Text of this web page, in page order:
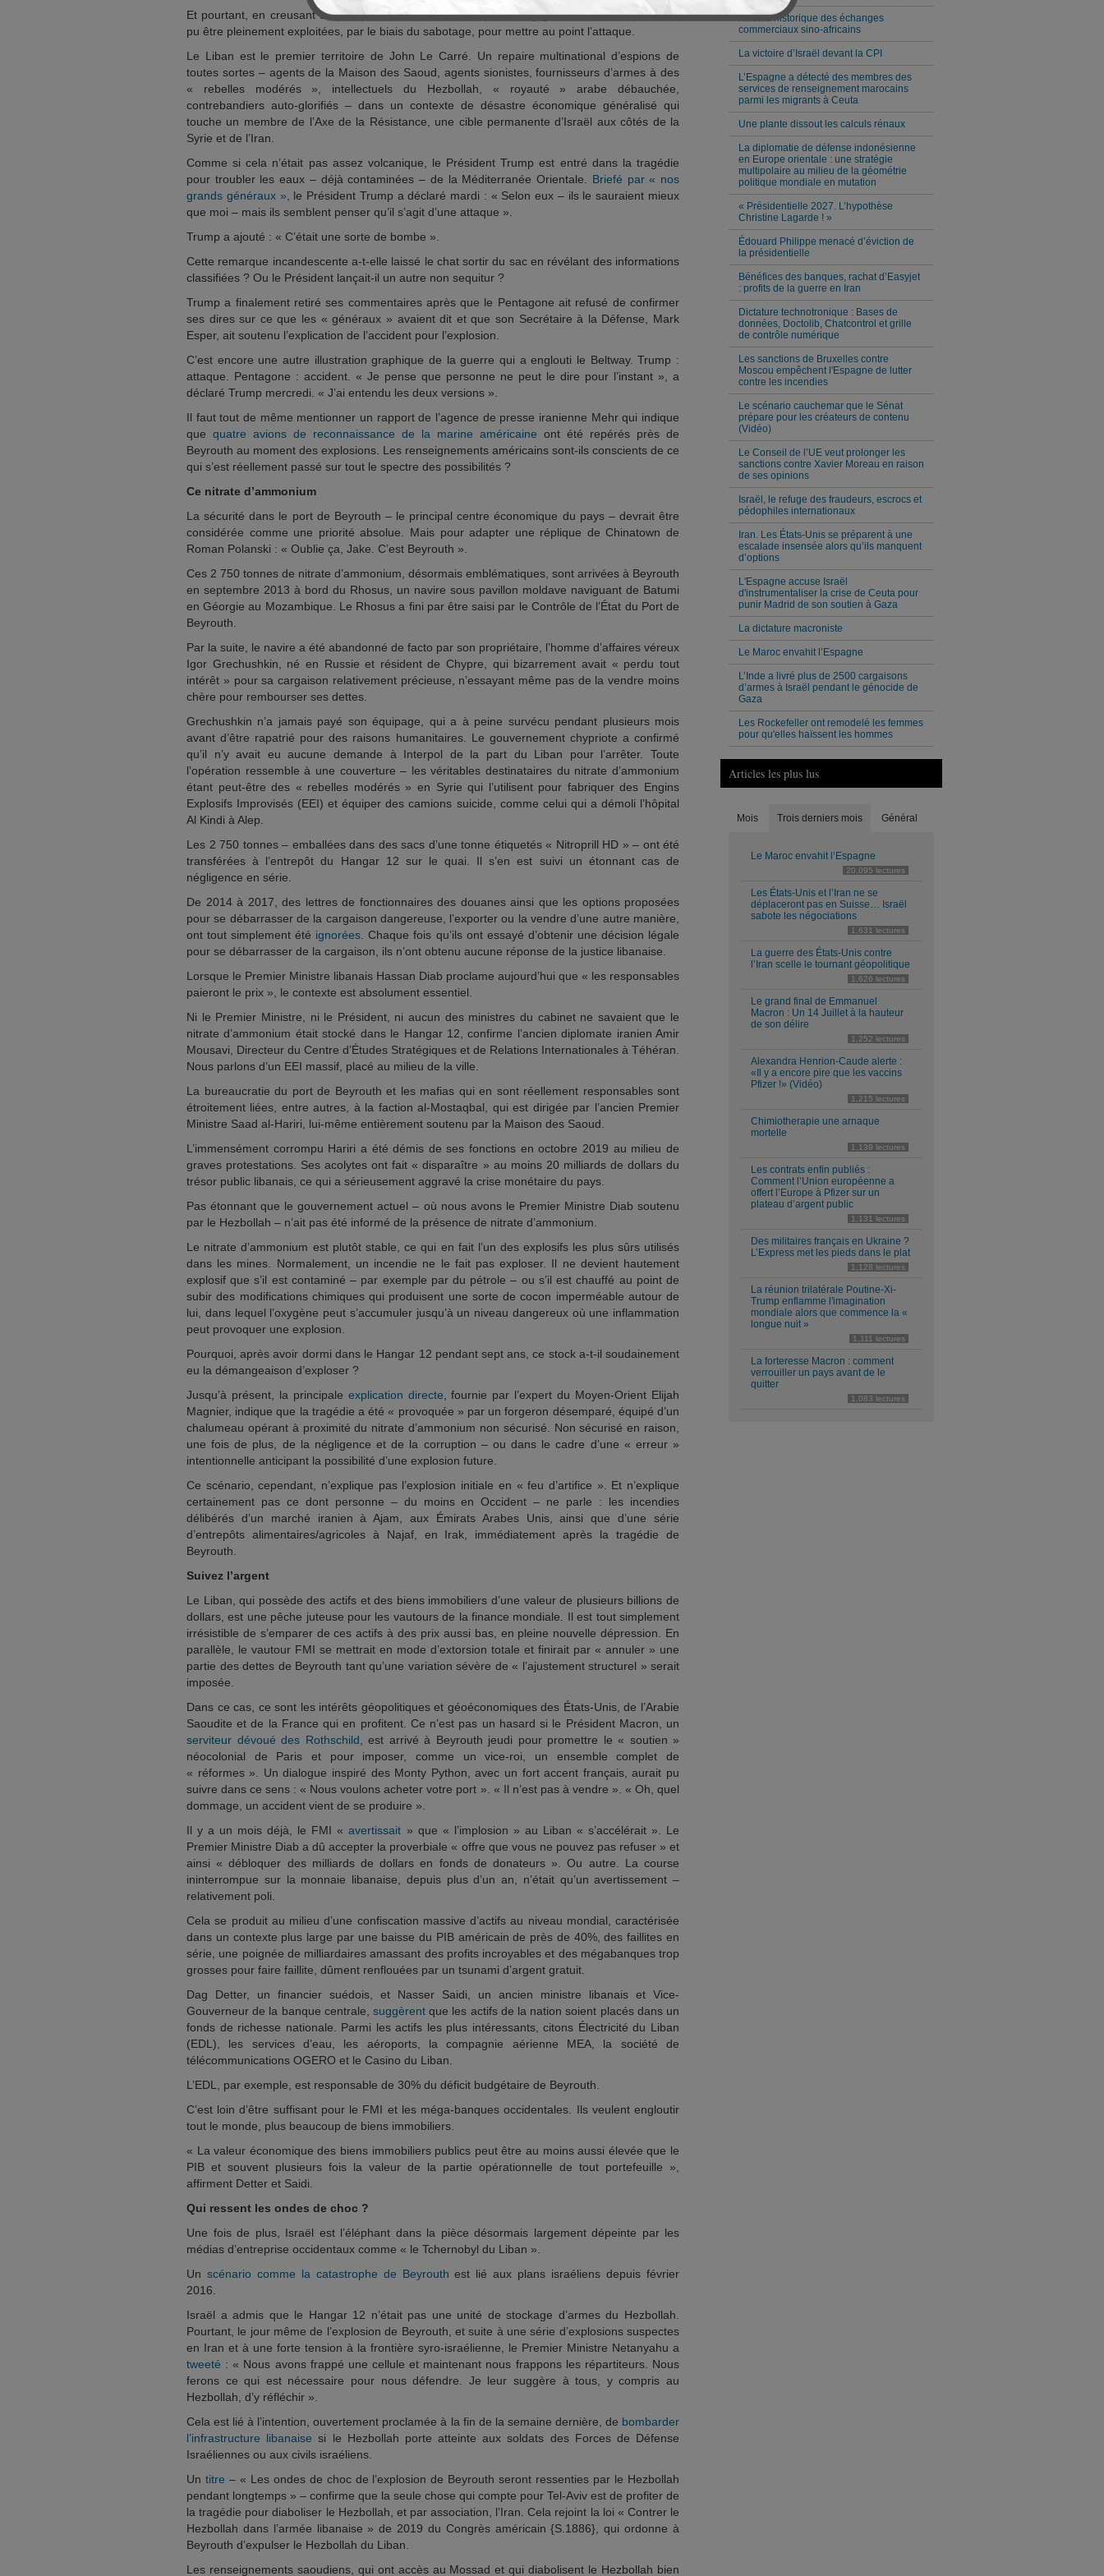
Et pourtant, en creusant un peu plus, nous constatons que la négligence et la corruption ont
pu être pleinement exploitées, par le biais du sabotage, pour mettre au point l’attaque.
Le Liban est le premier territoire de John Le Carré. Un repaire multinational d’espions de
toutes sortes – agents de la Maison des Saoud, agents sionistes, fournisseurs d’armes à des
« rebelles modérés », intellectuels du Hezbollah, « royauté » arabe débauchée,
contrebandiers auto-glorifiés – dans un contexte de désastre économique généralisé qui
touche un membre de l’Axe de la Résistance, une cible permanente d’Israël aux côtés de la
Syrie et de l’Iran.
Comme si cela n’était pas assez volcanique, le Président Trump est entré dans la tragédie
pour troubler les eaux – déjà contaminées – de la Méditerranée Orientale. Briefé par « nos
grands généraux » , le Président Trump a déclaré mardi : « Selon eux – ils le sauraient mieux
que moi – mais ils semblent penser qu’il s’agit d’une attaque ».
Trump a ajouté : « C’était une sorte de bombe ».
Cette remarque incandescente a-t-elle laissé le chat sortir du sac en révélant des informations
classifiées ? Ou le Président lançait-il un autre non sequitur ?
Trump a finalement retiré ses commentaires après que le Pentagone ait refusé de confirmer
ses dires sur ce que les « généraux » avaient dit et que son Secrétaire à la Défense, Mark
Esper, ait soutenu l’explication de l’accident pour l’explosion.
C’est encore une autre illustration graphique de la guerre qui a englouti le Beltway. Trump :
attaque. Pentagone : accident. « Je pense que personne ne peut le dire pour l’instant », a
déclaré Trump mercredi. « J’ai entendu les deux versions ».
Il faut tout de même mentionner un rapport de l’agence de presse iranienne Mehr qui indique
que quatre avions de reconnaissance de la marine américaine ont été repérés près de
Beyrouth au moment des explosions. Les renseignements américains sont-ils conscients de ce
qui s’est réellement passé sur tout le spectre des possibilités ?
Ce nitrate d’ammonium
La sécurité dans le port de Beyrouth – le principal centre économique du pays – devrait être
considérée comme une priorité absolue. Mais pour adapter une réplique de Chinatown de
Roman Polanski : « Oublie ça, Jake. C’est Beyrouth ».
Ces 2 750 tonnes de nitrate d’ammonium, désormais emblématiques, sont arrivées à Beyrouth
en septembre 2013 à bord du Rhosus, un navire sous pavillon moldave naviguant de Batumi
en Géorgie au Mozambique. Le Rhosus a fini par être saisi par le Contrôle de l’État du Port de
Beyrouth.
Par la suite, le navire a été abandonné de facto par son propriétaire, l’homme d’affaires véreux
Igor Grechushkin, né en Russie et résident de Chypre, qui bizarrement avait « perdu tout
intérêt » pour sa cargaison relativement précieuse, n’essayant même pas de la vendre moins
chère pour rembourser ses dettes.
Grechushkin n’a jamais payé son équipage, qui a à peine survécu pendant plusieurs mois
avant d’être rapatrié pour des raisons humanitaires. Le gouvernement chypriote a confirmé
qu’il n’y avait eu aucune demande à Interpol de la part du Liban pour l’arrêter. Toute
l’opération ressemble à une couverture – les véritables destinataires du nitrate d’ammonium
étant peut-être des « rebelles modérés » en Syrie qui l’utilisent pour fabriquer des Engins
Explosifs Improvisés (EEI) et équiper des camions suicide, comme celui qui a démoli l’hôpital
Al Kindi à Alep.
Les 2 750 tonnes – emballées dans des sacs d’une tonne étiquetés « Nitroprill HD » – ont été
transférées à l’entrepôt du Hangar 12 sur le quai. Il s’en est suivi un étonnant cas de
négligence en série.
De 2014 à 2017, des lettres de fonctionnaires des douanes ainsi que les options proposées
pour se débarrasser de la cargaison dangereuse, l’exporter ou la vendre d’une autre manière,
ont tout simplement été ignorées . Chaque fois qu’ils ont essayé d’obtenir une décision légale
pour se débarrasser de la cargaison, ils n’ont obtenu aucune réponse de la justice libanaise.
Lorsque le Premier Ministre libanais Hassan Diab proclame aujourd’hui que « les responsables
paieront le prix », le contexte est absolument essentiel.
Ni le Premier Ministre, ni le Président, ni aucun des ministres du cabinet ne savaient que le
nitrate d’ammonium était stocké dans le Hangar 12, confirme l’ancien diplomate iranien Amir
Mousavi, Directeur du Centre d’Études Stratégiques et de Relations Internationales à Téhéran.
Nous parlons d’un EEI massif, placé au milieu de la ville.
La bureaucratie du port de Beyrouth et les mafias qui en sont réellement responsables sont
étroitement liées, entre autres, à la faction al-Mostaqbal, qui est dirigée par l’ancien Premier
Ministre Saad al-Hariri, lui-même entièrement soutenu par la Maison des Saoud.
L’immensément corrompu Hariri a été démis de ses fonctions en octobre 2019 au milieu de
graves protestations. Ses acolytes ont fait « disparaître » au moins 20 milliards de dollars du
trésor public libanais, ce qui a sérieusement aggravé la crise monétaire du pays.
Pas étonnant que le gouvernement actuel – où nous avons le Premier Ministre Diab soutenu
par le Hezbollah – n’ait pas été informé de la présence de nitrate d’ammonium.
Le nitrate d’ammonium est plutôt stable, ce qui en fait l’un des explosifs les plus sûrs utilisés
dans les mines. Normalement, un incendie ne le fait pas exploser. Il ne devient hautement
explosif que s’il est contaminé – par exemple par du pétrole – ou s’il est chauffé au point de
subir des modifications chimiques qui produisent une sorte de cocon imperméable autour de
lui, dans lequel l’oxygène peut s’accumuler jusqu’à un niveau dangereux où une inflammation
peut provoquer une explosion.
Pourquoi, après avoir dormi dans le Hangar 12 pendant sept ans, ce stock a-t-il soudainement
eu la démangeaison d’exploser ?
Jusqu’à présent, la principale explication directe , fournie par l’expert du Moyen-Orient Elijah
Magnier, indique que la tragédie a été « provoquée » par un forgeron désemparé, équipé d’un
chalumeau opérant à proximité du nitrate d’ammonium non sécurisé. Non sécurisé en raison,
une fois de plus, de la négligence et de la corruption – ou dans le cadre d’une « erreur »
intentionnelle anticipant la possibilité d’une explosion future.
Ce scénario, cependant, n’explique pas l’explosion initiale en « feu d’artifice ». Et n’explique
certainement pas ce dont personne – du moins en Occident – ne parle : les incendies
délibérés d’un marché iranien à Ajam, aux Émirats Arabes Unis, ainsi que d’une série
d’entrepôts alimentaires/agricoles à Najaf, en Irak, immédiatement après la tragédie de
Beyrouth.
Suivez l’argent
Le Liban, qui possède des actifs et des biens immobiliers d’une valeur de plusieurs billions de
dollars, est une pêche juteuse pour les vautours de la finance mondiale. Il est tout simplement
irrésistible de s’emparer de ces actifs à des prix aussi bas, en pleine nouvelle dépression. En
parallèle, le vautour FMI se mettrait en mode d’extorsion totale et finirait par « annuler » une
partie des dettes de Beyrouth tant qu’une variation sévère de « l’ajustement structurel » serait
imposée.
Dans ce cas, ce sont les intérêts géopolitiques et géoéconomiques des États-Unis, de l’Arabie
Saoudite et de la France qui en profitent. Ce n’est pas un hasard si le Président Macron, un
serviteur dévoué des Rothschild , est arrivé à Beyrouth jeudi pour promettre le « soutien »
néocolonial de Paris et pour imposer, comme un vice-roi, un ensemble complet de
« réformes ». Un dialogue inspiré des Monty Python, avec un fort accent français, aurait pu
suivre dans ce sens : « Nous voulons acheter votre port ». « Il n’est pas à vendre ». « Oh, quel
dommage, un accident vient de se produire ».
Il y a un mois déjà, le FMI «avertissait » que « l’implosion » au Liban « s’accélérait ». Le
Premier Ministre Diab a dû accepter la proverbiale « offre que vous ne pouvez pas refuser » et
ainsi « débloquer des milliards de dollars en fonds de donateurs ». Ou autre. La course
ininterrompue sur la monnaie libanaise, depuis plus d’un an, n’était qu’un avertissement –
relativement poli.
Cela se produit au milieu d’une confiscation massive d’actifs au niveau mondial, caractérisée
dans un contexte plus large par une baisse du PIB américain de près de 40%, des faillites en
série, une poignée de milliardaires amassant des profits incroyables et des mégabanques trop
grosses pour faire faillite, dûment renflouées par un tsunami d’argent gratuit.
Dag Detter, un financier suédois, et Nasser Saidi, un ancien ministre libanais et Vice-
Gouverneur de la banque centrale, suggèrent que les actifs de la nation soient placés dans un
fonds de richesse nationale. Parmi les actifs les plus intéressants, citons Électricité du Liban
(EDL), les services d’eau, les aéroports, la compagnie aérienne MEA, la société de
télécommunications OGERO et le Casino du Liban.
L’EDL, par exemple, est responsable de 30% du déficit budgétaire de Beyrouth.
C’est loin d’être suffisant pour le FMI et les méga-banques occidentales. Ils veulent engloutir
tout le monde, plus beaucoup de biens immobiliers.
« La valeur économique des biens immobiliers publics peut être au moins aussi élevée que le
PIB et souvent plusieurs fois la valeur de la partie opérationnelle de tout portefeuille »,
affirment Detter et Saidi.
Qui ressent les ondes de choc ?
Une fois de plus, Israël est l’éléphant dans la pièce désormais largement dépeinte par les
médias d’entreprise occidentaux comme « le Tchernobyl du Liban ».
Un scénario comme la catastrophe de Beyrouth est lié aux plans israéliens depuis février
2016.
Israël a admis que le Hangar 12 n’était pas une unité de stockage d’armes du Hezbollah.
Pourtant, le jour même de l’explosion de Beyrouth, et suite à une série d’explosions suspectes
en Iran et à une forte tension à la frontière syro-israélienne, le Premier Ministre Netanyahu a
tweeté : « Nous avons frappé une cellule et maintenant nous frappons les répartiteurs. Nous
ferons ce qui est nécessaire pour nous défendre. Je leur suggère à tous, y compris au
Hezbollah, d’y réfléchir ».
Cela est lié à l’intention, ouvertement proclamée à la fin de la semaine dernière, de bombarder
l’infrastructure libanaise si le Hezbollah porte atteinte aux soldats des Forces de Défense
Israéliennes ou aux civils israéliens.
Un titre – « Les ondes de choc de l’explosion de Beyrouth seront ressenties par le Hezbollah
pendant longtemps » – confirme que la seule chose qui compte pour Tel-Aviv est de profiter de
la tragédie pour diaboliser le Hezbollah, et par association, l’Iran. Cela rejoint la loi « Contrer le
Hezbollah dans l’armée libanaise » de 2019 du Congrès américain {S.1886}, qui ordonne à
Beyrouth d’expulser le Hezbollah du Liban.
Les renseignements saoudiens, qui ont accès au Mossad et qui diabolisent le Hezbollah bien
Record historique des échanges
commerciaux sino-africains
La victoire d’Israël devant la CPI
L’Espagne a détecté des membres des
services de renseignement marocains
parmi les migrants à Ceuta
Une plante dissout les calculs rénaux
La diplomatie de défense indonésienne
en Europe orientale : une stratégie
multipolaire au milieu de la géométrie
politique mondiale en mutation
« Présidentielle 2027. L’hypothèse
Christine Lagarde ! »
Édouard Philippe menacé d’éviction de
la présidentielle
Bénéfices des banques, rachat d’Easyjet
: profits de la guerre en Iran
Dictature technotronique : Bases de
données, Doctolib, Chatcontrol et grille
de contrôle numérique
Les sanctions de Bruxelles contre
Moscou empêchent l'Espagne de lutter
contre les incendies
Le scénario cauchemar que le Sénat
prépare pour les créateurs de contenu
(Vidéo)
Le Conseil de l’UE veut prolonger les
sanctions contre Xavier Moreau en raison
de ses opinions
Israël, le refuge des fraudeurs, escrocs et
pédophiles internationaux
Iran. Les États-Unis se préparent à une
escalade insensée alors qu’ils manquent
d’options
L'Espagne accuse Israël
d'instrumentaliser la crise de Ceuta pour
punir Madrid de son soutien à Gaza
La dictature macroniste
Le Maroc envahit l’Espagne
L’Inde a livré plus de 2500 cargaisons
d’armes à Israël pendant le génocide de
Gaza
Les Rockefeller ont remodelé les femmes
pour qu'elles haïssent les hommes
Articles les plus lus
Mois Trois derniers mois Général
Le Maroc envahit l’Espagne
20,095 lectures
Les États-Unis et l’Iran ne se
déplaceront pas en Suisse… Israël
sabote les négociations
1,631 lectures
La guerre des États-Unis contre
l’Iran scelle le tournant géopolitique
1,626 lectures
Le grand final de Emmanuel
Macron : Un 14 Juillet à la hauteur
de son délire
1,252 lectures
Alexandra Henrion-Caude alerte :
«Il y a encore pire que les vaccins
Pfizer !» (Vidéo)
1,215 lectures
Chimiotherapie une arnaque
mortelle
1,139 lectures
Les contrats enfin publiés :
Comment l’Union européenne a
offert l’Europe à Pfizer sur un
plateau d’argent public
1,131 lectures
Des militaires français en Ukraine ?
L’Express met les pieds dans le plat
1,128 lectures
La réunion trilatérale Poutine-Xi-
Trump enflamme l'imagination
mondiale alors que commence la «
longue nuit »
1,111 lectures
La forteresse Macron : comment
verrouiller un pays avant de le
quitter
1,083 lectures